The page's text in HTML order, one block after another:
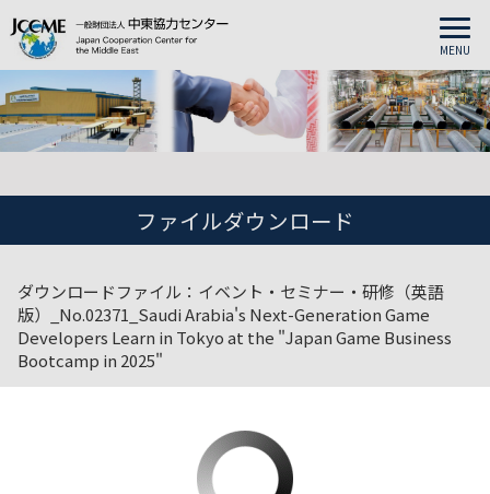
MENU
ファイルダウンロード
ダウンロードファイル：イベント・セミナー・研修（英語
版）_No.02371_Saudi Arabia's Next-Generation Game
Developers Learn in Tokyo at the "Japan Game Business
Bootcamp in 2025"